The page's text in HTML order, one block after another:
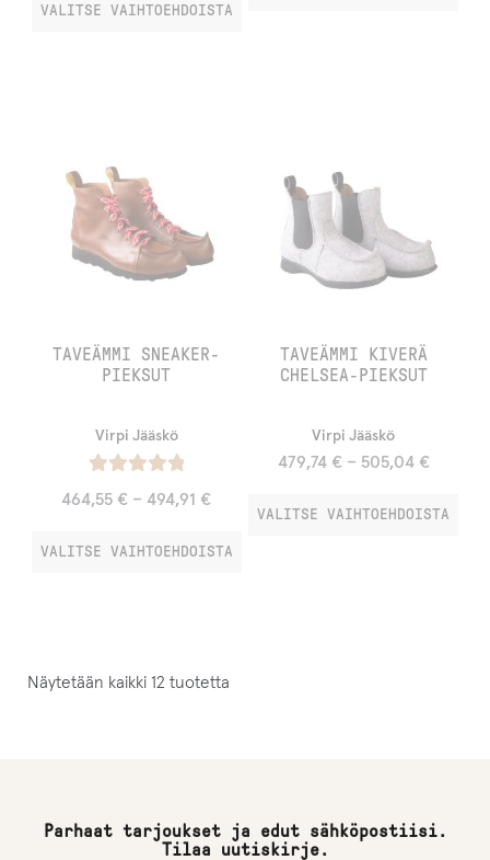
VALITSE VAIHTOEHDOISTA
TAVEÄMMI SNEAKER-
PIEKSUT
Virpi Jääskö
5.00/ 5
464,55 € –494,91 €
VALITSE VAIHTOEHDOISTA
TAVEÄMMI KIVERÄ
CHELSEA-PIEKSUT
Virpi Jääskö
479,74 € – 505,04 €
VALITSE VAIHTOEHDOISTA
Näytetään kaikki 12 tuotetta
Parhaat tarjoukset ja edut sähköpostiisi.
Tilaa uutiskirje.